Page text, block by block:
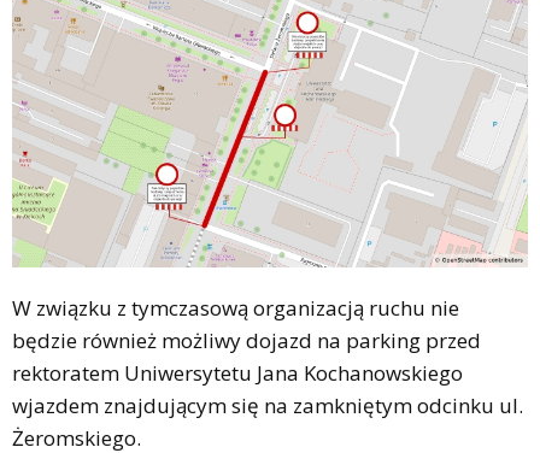
W związku z tymczasową organizacją ruchu nie
będzie również możliwy dojazd na parking przed
rektoratem Uniwersytetu Jana Kochanowskiego
wjazdem znajdującym się na zamkniętym odcinku ul.
Żeromskiego.